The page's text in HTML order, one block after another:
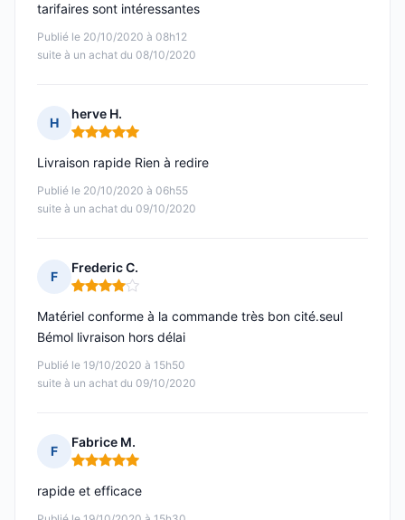
Publié le 20/10/2020 à 08h12
suite à un achat du 08/10/2020
tarifaires sont intéressantes
H
herve H.
Note : 5 sur 5
Publié le 20/10/2020 à 06h55
suite à un achat du 09/10/2020
Livraison rapide Rien à redire
F
Frederic C.
Note : 4 sur 5
Publié le 19/10/2020 à 15h50
suite à un achat du 09/10/2020
Matériel conforme à la commande très bon cité.seul
Bémol livraison hors délai
F
Fabrice M.
Note : 5 sur 5
rapide et efficace